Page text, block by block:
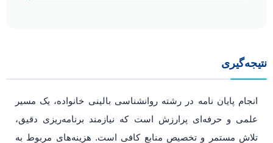
نتیجه‌گیری
انجام پایان نامه در رشته روانشناسی بالینی خانواده، یک مسیر
علمی و حرفه‌ای پرارزش است که نیازمند برنامه‌ریزی دقیق،
تلاش مستمر و تخصیص منابع کافی است. هزینه‌های مربوط به